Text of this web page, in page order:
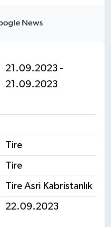
21.09.2023 -
21.09.2023
Tire
Tire
Tire Asri Kabristanlık
22.09.2023